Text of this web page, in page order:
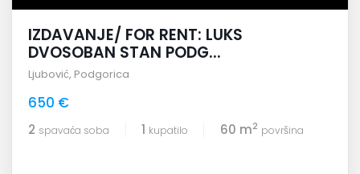
IZDAVANJE/ FOR RENT: LUKS
DVOSOBAN STAN PODG...
Ljubović, Podgorica
650 €
2 spavaća soba 1 kupatilo 60 m2 površina